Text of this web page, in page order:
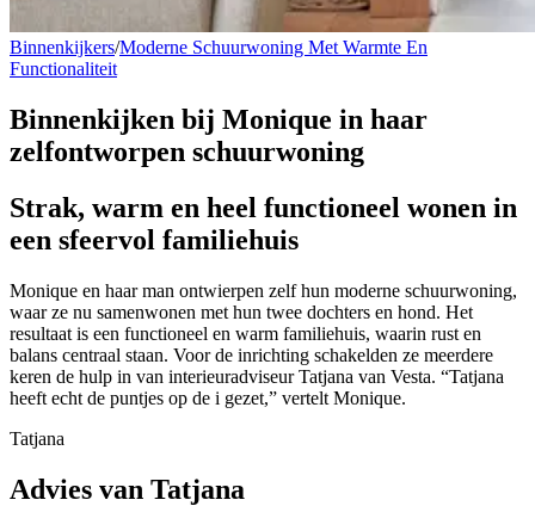
Binnenkijkers/Moderne Schuurwoning Met Warmte En
Functionaliteit
Binnenkijken bij Monique in haar
zelfontworpen schuurwoning
Strak, warm en heel functioneel wonen in
een sfeervol familiehuis
Monique en haar man ontwierpen zelf hun moderne schuurwoning,
waar ze nu samenwonen met hun twee dochters en hond. Het
resultaat is een functioneel en warm familiehuis, waarin rust en
balans centraal staan. Voor de inrichting schakelden ze meerdere
keren de hulp in van interieuradviseur Tatjana van Vesta. “Tatjana
heeft echt de puntjes op de i gezet,” vertelt Monique.
Tatjana
Advies van Tatjana